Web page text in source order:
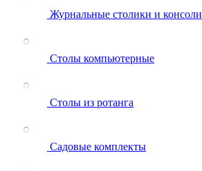
Журнальные столики и консоли
Столы компьютерные
Столы из ротанга
Садовые комплекты